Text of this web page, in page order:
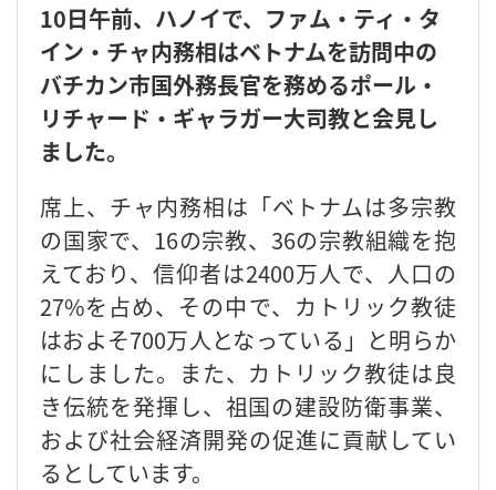
10日午前、ハノイで、ファム・ティ・タ
イン・チャ内務相はベトナムを訪問中の
バチカン市国外務長官を務めるポール・
リチャード・ギャラガー大司教と会見し
ました。
席上、チャ内務相は「ベトナムは多宗教
の国家で、16の宗教、36の宗教組織を抱
えており、信仰者は2400万人で、人口の
27%を占め、その中で、カトリック教徒
はおよそ700万人となっている」と明らか
にしました。また、カトリック教徒は良
き伝統を発揮し、祖国の建設防衛事業、
および社会経済開発の促進に貢献してい
るとしています。